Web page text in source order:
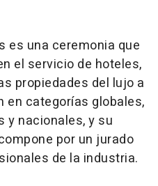
es una ceremonia que
el servicio de hoteles,
propiedades del lujo a
en categorías globales,
y nacionales, y su
por un jurado
de la industria.